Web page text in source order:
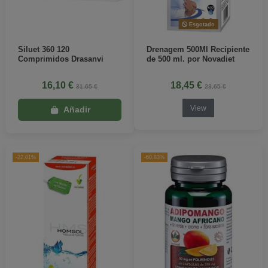
Siluet 360 120
Comprimidos Drasanvi
16,10 € 31,65 €
Esgotado
Drenagem 500Ml Recipiente
de 500 ml. por Novadiet
18,45 € 23,65 €
View
-22,01% -60,83%